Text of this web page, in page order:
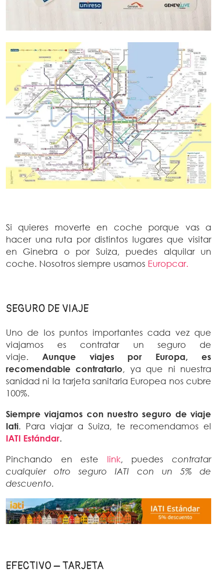
Si quieres moverte en coche porque vas a
hacer una ruta por distintos lugares que visitar
en Ginebra o por Suiza, puedes alquilar un
coche. Nosotros siempre usamos Europcar.
SEGURO DE VIAJE
Uno de los puntos importantes cada vez que
viajamos es contratar un seguro de
viaje. Aunque viajes por Europa,
es
recomendable contratarlo, ya que ni nuestra
sanidad ni la tarjeta sanitaria Europea nos cubre
100%.
Siempre viajamos con nuestro seguro de viaje
Iati. Para viajar a Suiza, te recomendamos el
IATI Estándar.
Pinchando en este link, puedescontratar
cualquier otro seguro IATI con un 5% de
descuento.
EFECTIVO – TARJETA